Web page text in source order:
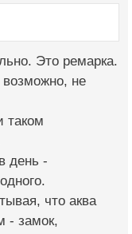
Это ремарка.
не
таком
день -
что аква
- замок,